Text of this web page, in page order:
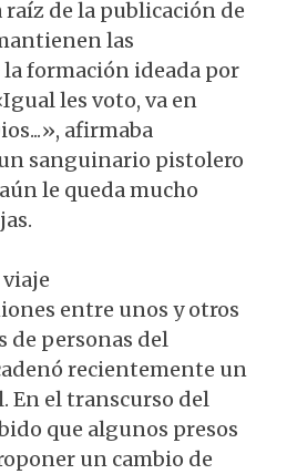
de la publicación de
las
formación ideada por
les voto, va en
afirmaba
sanguinario pistolero
le queda mucho
entre unos y otros
de personas del
recientemente un
En el transcurso del
que algunos presos
un cambio de